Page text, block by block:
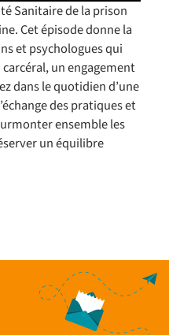
Sanitaire de la prison
Cet épisode donne la
et psychologues qui
un engagement
dans le quotidien d’une
des pratiques et
ensemble les
un équilibre